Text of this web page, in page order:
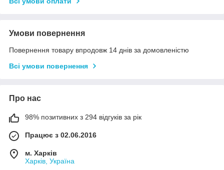
Умови повернення
Повернення товару впродовж 14 днів за домовленістю
Всі умови повернення
Про нас
98% позитивних з 294 відгуків за рік
Працює з 02.06.2016
м. Харків
Харків, Україна